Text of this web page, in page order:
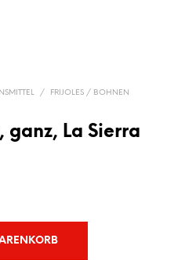
/ FRIJOLES / BOHNEN
ganz, La Sierra